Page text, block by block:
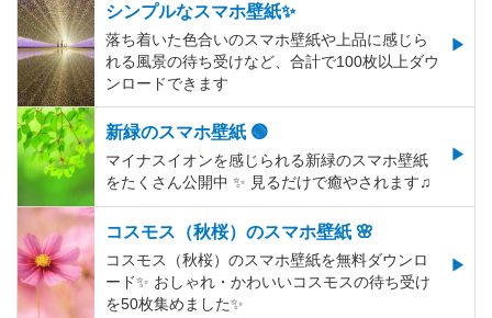
シンプルなスマホ壁紙✨
落ち着いた色合いのスマホ壁紙や上品に感じら
れる風景の待ち受けなど、合計で100枚以上ダウ
ンロードできます
新緑のスマホ壁紙 🟢
マイナスイオンを感じられる新緑のスマホ壁紙
をたくさん公開中 ✨ 見るだけで癒やされます♫
コスモス（秋桜）のスマホ壁紙 🌸
コスモス（秋桜）のスマホ壁紙を無料ダウンロ
ード✨️ おしゃれ・かわいいコスモスの待ち受け
を50枚集めました✨️